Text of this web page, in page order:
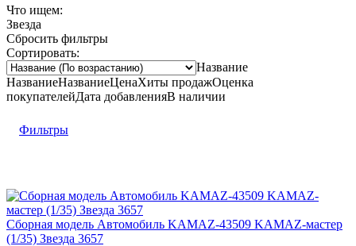
Что ищем:
Звезда
Сбросить фильтры
Сортировать:
Название
НазваниеНазваниеЦенаХиты продажОценка
покупателейДата добавленияВ наличии
Фильтры
Сборная модель Автомобиль KAMAZ-43509 KAMAZ-мастер
(1/35) Звезда 3657